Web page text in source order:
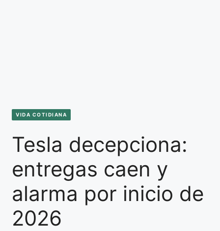
VIDA COTIDIANA
Tesla decepciona:
entregas caen y
alarma por inicio de
2026